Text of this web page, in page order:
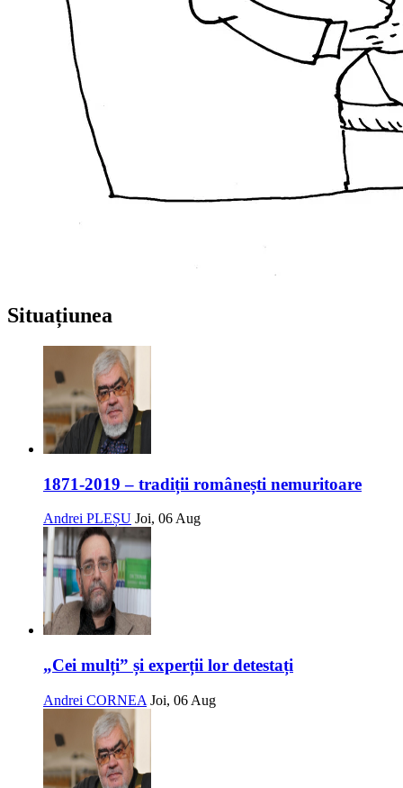
Situațiunea
1871-2019 – tradiții românești nemuritoare
Andrei PLEȘU Joi, 06 Aug
„Cei mulți” și experții lor detestați
Andrei CORNEA Joi, 06 Aug